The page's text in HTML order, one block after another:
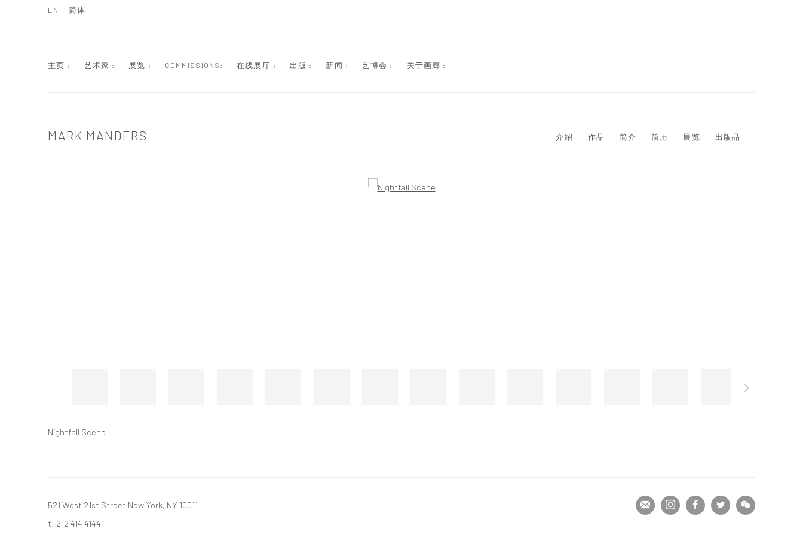
主页 : 艺术家 : 展览 : COMMISSIONS: 在线展厅 : 出版 : 新闻 : 艺博会 : 关于画廊 :
EN 简体
MARK MANDERS 介绍 作品 简介 简历 展览 出版品
Nightfall Scene
521 West 21st Street New York, NY 10011
t: 212 414 4144